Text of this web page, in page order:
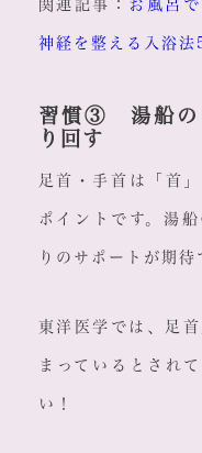
関連記事： お風呂
神経を整える入浴法
習慣③ 湯船の
り回す
足首・手首は「首
ポイントです。湯
りのサポートが期待
東洋医学では、足
まっているとされ
い！